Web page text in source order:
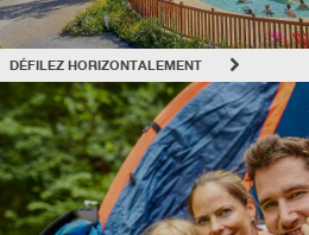
DÉFILEZ HORIZONTALEMENT